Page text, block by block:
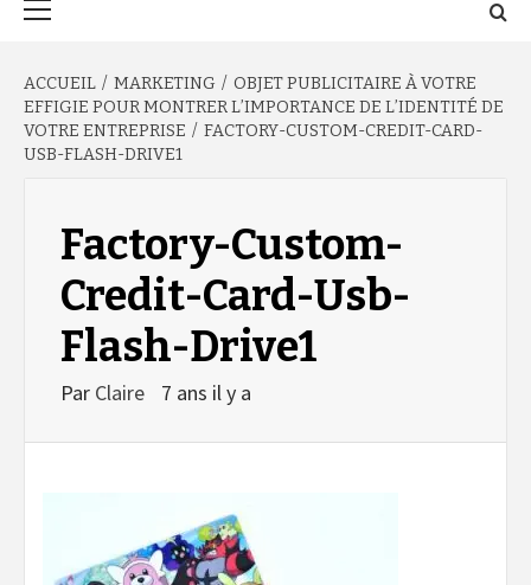
ACCUEIL MARKETING
OBJET PUBLICITAIRE À VOTRE
EFFIGIE POUR MONTRER L’IMPORTANCE DE L’IDENTITÉ DE
VOTRE ENTREPRISE
FACTORY-CUSTOM-CREDIT-CARD-
USB-FLASH-DRIVE1
Factory-Custom-
Credit-Card-Usb-
Flash-Drive1
Par Claire 7 ans il y a